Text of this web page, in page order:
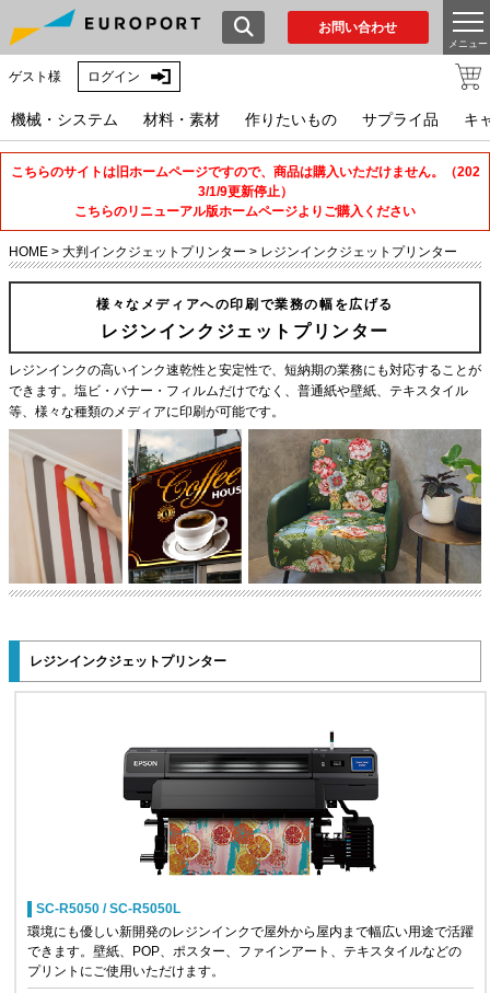
お問い合わせ
メニュー
ゲスト様 ログイン
機械・システム 材料・素材 作りたいもの サプライ品 キ
こちらのサイトは旧ホームページですので、商品は購入いただけません。（202
3/1/9更新停止）
こちらのリニューアル版ホームページよりご購入ください
HOME > 大判インクジェットプリンター > レジンインクジェットプリンター
様々なメディアへの印刷で業務の幅を広げる
レジンインクジェットプリンター
レジンインクの高いインク速乾性と安定性で、短納期の業務にも対応することが
できます。塩ビ・バナー・フィルムだけでなく、普通紙や壁紙、テキスタイル
等、様々な種類のメディアに印刷が可能です。
レジンインクジェットプリンター
SC-R5050 / SC-R5050L
環境にも優しい新開発のレジンインクで屋外から屋内まで幅広い用途で活躍
できます。壁紙、POP、ポスター、ファインアート、テキスタイルなどの
プリントにご使用いただけます。